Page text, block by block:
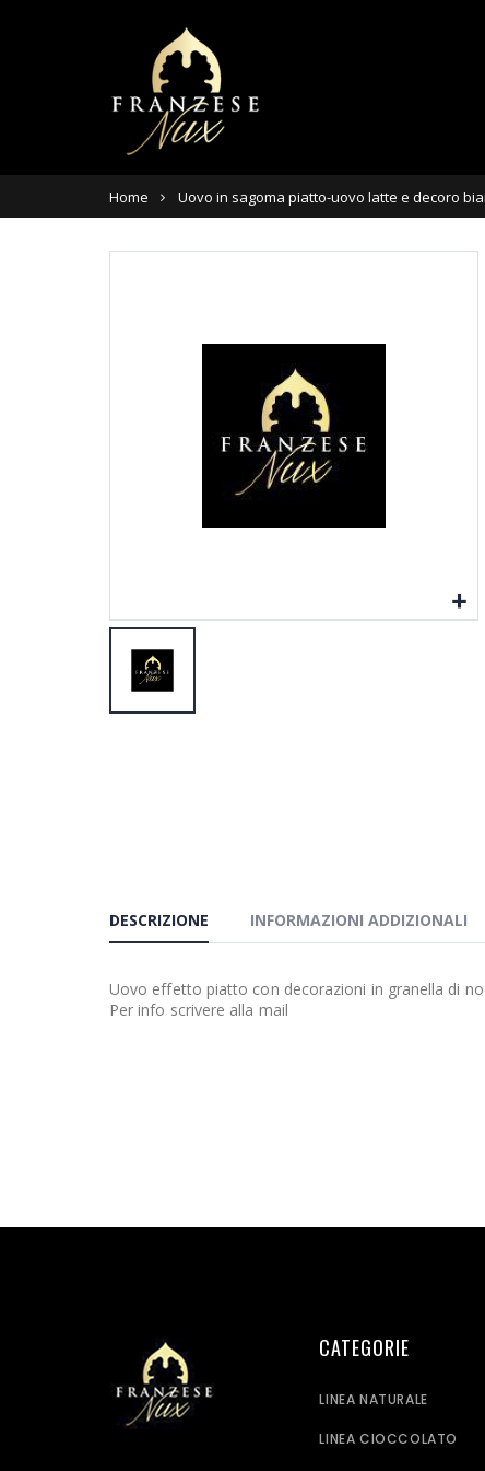
Home Uovo in sagoma piatto-uovo latte e decoro
DESCRIZIONE INFORMAZIONI ADDIZIONALI
Uovo effetto piatto con decorazioni in granella di
Per info scrivere alla mail
CATEGORIE
LINEA NATURALE
LINEA CIOCCOLATO